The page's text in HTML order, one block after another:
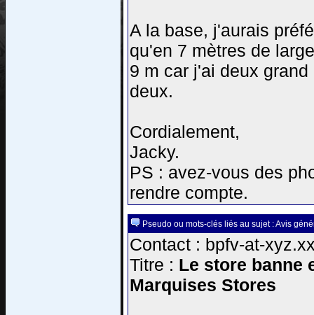
A la base, j'aurais
qu'en 7 mètres de
9 m car j'ai deux
deux.
Cordialement,
Jacky.
PS : avez-vous des
rendre compte.
Pseudo ou mots-clés liés au sujet : Avis
Contact : bpfv-at-
Titre : Le store banne
Marquises Stores